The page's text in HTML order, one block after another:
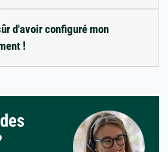
d'avoir configuré mon
!